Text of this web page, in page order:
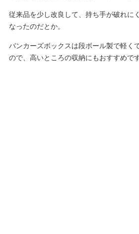
従来品を少し改良して、持ち手が破れに
なったのだとか。
バンカーズボックスは段ボール製で軽く
ので、高いところの収納にもおすすめです